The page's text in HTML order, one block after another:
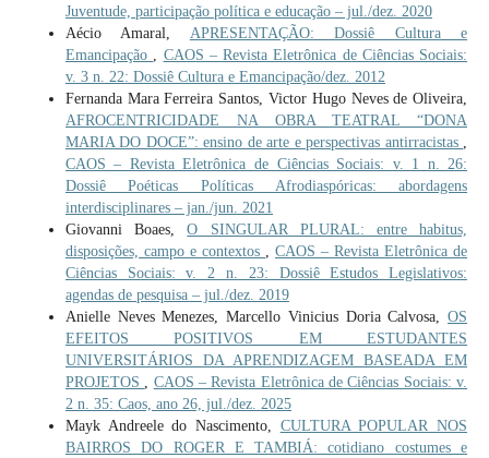
Juventude, participação política e educação – jul./dez. 2020
Aécio Amaral, APRESENTAÇÃO: Dossiê Cultura e
Emancipação , CAOS – Revista Eletrônica de Ciências Sociais:
v. 3 n. 22: Dossiê Cultura e Emancipação/dez. 2012
Fernanda Mara Ferreira Santos, Victor Hugo Neves de Oliveira,
AFROCENTRICIDADE NA OBRA TEATRAL “DONA
MARIA DO DOCE”: ensino de arte e perspectivas antirracistas ,
CAOS – Revista Eletrônica de Ciências Sociais: v. 1 n. 26:
Dossiê Poéticas Políticas Afrodiaspóricas: abordagens
interdisciplinares – jan./jun. 2021
Giovanni Boaes,O SINGULAR PLURAL: entre habitus,
disposições, campo e contextos ,CAOS – Revista Eletrônica de
Ciências Sociais: v. 2 n. 23: Dossiê Estudos Legislativos:
agendas de pesquisa – jul./dez. 2019
Anielle Neves Menezes, Marcello Vinicius Doria Calvosa,OS
EFEITOS POSITIVOS EM ESTUDANTES
UNIVERSITÁRIOS DA APRENDIZAGEM BASEADA EM
PROJETOS , CAOS – Revista Eletrônica de Ciências Sociais: v.
2 n. 35: Caos, ano 26, jul./dez. 2025
Mayk Andreele do Nascimento, CULTURA POPULAR NOS
BAIRROS DO ROGER E TAMBIÁ: cotidiano costumes e